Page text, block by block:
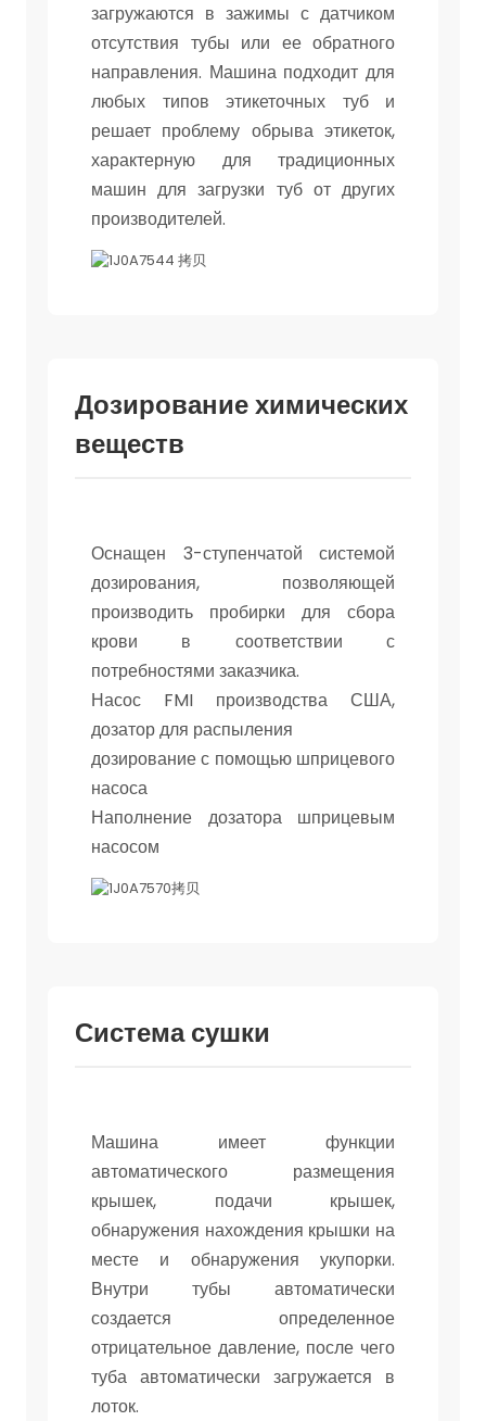
загружаются в зажимы с датчиком
отсутствия тубы или ее обратного
направления. Машина подходит для
любых типов этикеточных туб и
решает проблему обрыва этикеток,
характерную для традиционных
машин для загрузки туб от других
производителей.
Дозирование химических
веществ
Оснащен 3-ступенчатой системой
дозирования, позволяющей
производить пробирки для сбора
крови в соответствии с
потребностями заказчика.
Насос FMI производства США,
дозатор для распыления
дозирование с помощью шприцевого
насоса
Наполнение дозатора шприцевым
насосом
Система сушки
Машина имеет функции
автоматического размещения
крышек, подачи крышек,
обнаружения нахождения крышки на
месте и обнаружения укупорки.
Внутри тубы автоматически
создается определенное
отрицательное давление, после чего
туба автоматически загружается в
лоток.